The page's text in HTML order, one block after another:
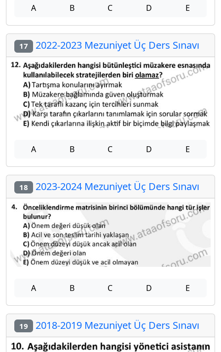
A B C D E
17 2022-2023 Mezuniyet Üç Ders Sınavı
A B C D E
18 2023-2024 Mezuniyet Üç Ders Sınavı
A B C D E
19 2018-2019 Mezuniyet Üç Ders Sınavı